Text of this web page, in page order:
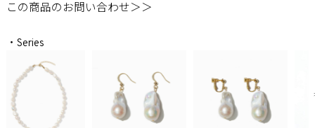
この商品のお問い合わせ＞＞
・Series